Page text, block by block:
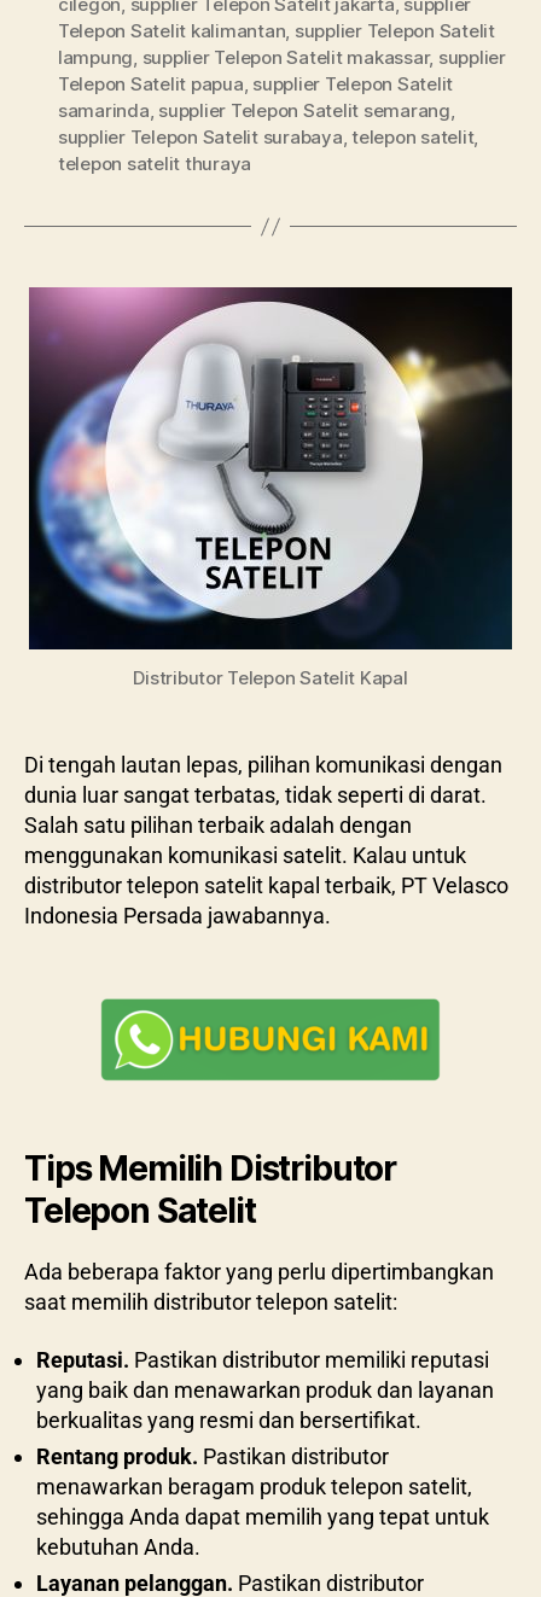
Telepon Satelit kalimantan, supplier Telepon Satelit
lampung, supplier Telepon Satelit makassar, supplier
Telepon Satelit papua, supplier Telepon Satelit
samarinda, supplier Telepon Satelit semarang,
supplier Telepon Satelit surabaya,telepon satelit,
telepon satelit thuraya
Distributor Telepon Satelit Kapal
Di tengah lautan lepas, pilihan komunikasi dengan
dunia luar sangat terbatas, tidak seperti di darat.
Salah satu pilihan terbaik adalah dengan
menggunakan komunikasi satelit. Kalau untuk
distributor telepon satelit kapal terbaik, PT Velasco
Indonesia Persada jawabannya.
Tips Memilih Distributor
Telepon Satelit
Ada beberapa faktor yang perlu dipertimbangkan
saat memilih distributor telepon satelit:
Reputasi. Pastikan distributor memiliki reputasi
yang baik dan menawarkan produk dan layanan
berkualitas yang resmi dan bersertifikat.
Rentang produk. Pastikan distributor
menawarkan beragam produk telepon satelit,
sehingga Anda dapat memilih yang tepat untuk
kebutuhan Anda.
Layanan pelanggan. Pastikan distributor